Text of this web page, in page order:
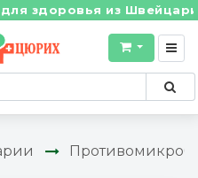
из Швейцарии! •